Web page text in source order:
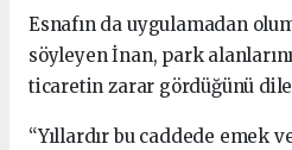
Esnafın da uygulamadan
söyleyen İnan, park
ticaretin zarar gördüğünü
“Yıllardır bu caddede emek